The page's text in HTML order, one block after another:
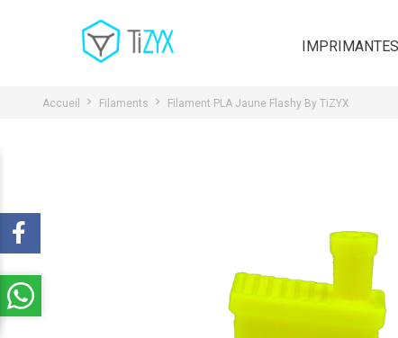
Accueil Filaments Filament PLA Jaune Flashy By TiZYX